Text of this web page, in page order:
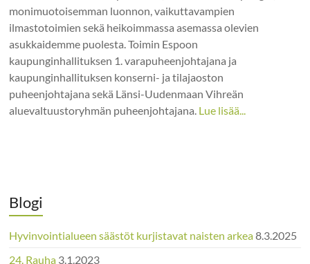
monimuotoisemman luonnon, vaikuttavampien
ilmastotoimien sekä heikoimmassa asemassa olevien
asukkaidemme puolesta. Toimin Espoon
kaupunginhallituksen 1. varapuheenjohtajana ja
kaupunginhallituksen konserni- ja tilajaoston
puheenjohtajana sekä Länsi-Uudenmaan Vihreän
aluevaltuustoryhmän puheenjohtajana. Lue lisää...
Blogi
Hyvinvointialueen säästöt kurjistavat naisten arkea8.3.2025
24. Rauha 3.1.2023